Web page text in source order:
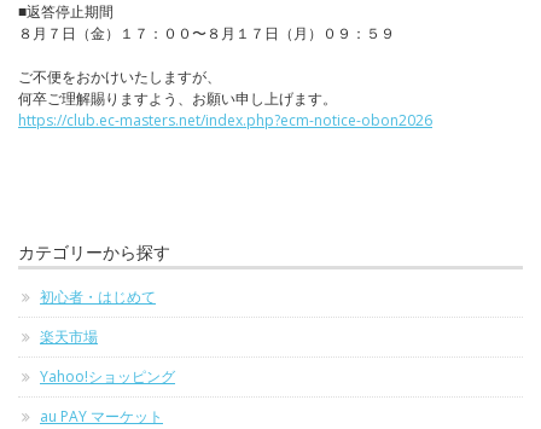
■返答停止期間
８月７日（金）１７：００〜８月１７日（月）０９：５９
ご不便をおかけいたしますが、
何卒ご理解賜りますよう、お願い申し上げます。
https://club.ec-masters.net/index.php?ecm-notice-obon2026
カテゴリーから探す
初心者・はじめて
楽天市場
Yahoo!ショッピング
au PAY マーケット